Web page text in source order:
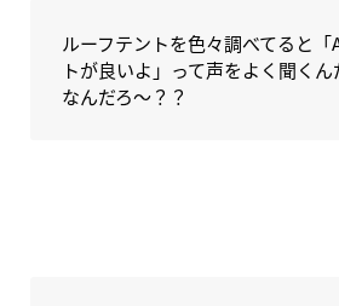
ルーフテントを色々調べてると「
トが良いよ」って声をよく聞く
なんだろ～？？